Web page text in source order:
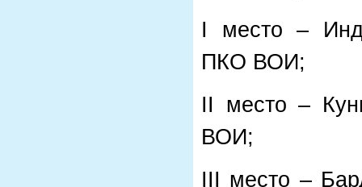
I место –
ПКО ВОИ;
II место –
ВОИ;
III место –